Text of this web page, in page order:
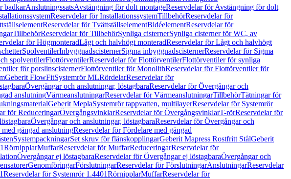
badkarAnslutningssatsAvstängning för dolt montageReservdelar för Avstängning för dolt
Reservdelar för InstallationssystemTillbehörReservdelar för
Reservdelar för TvättställselementBidéelementReservdelar för
TillbehörReservdelar för TillbehörSynliga cisternerSynliga cisterner för WC, av
för HögmonteradLågt och halvhögt monteradReservdelar för Lågt och halvhögt
SpolventilerInbyggnadscisternerSigma inbyggnadscisternerReservdelar för Sigma
spolventilerFlottörventilerReservdelar för FlottörventilerFlottörventiler för synliga
för porslinscisternerFlottörventiler för MonolithReservdelar för Flottörventiler för
Geberit FlowFitSystemrör MLRördelarReservdelar för
Övergångar och anslutningar, löstagbaraReservdelar för Övergångar och
anslutningVärmeanslutningarReservdelar för VärmeanslutningarTillbehörTätningar för
Geberit MeplaSystemrör tappvatten, multilayerReservdelar för Systemrör
för ReduceringarÖvergångsvinklarReservdelar för ÖvergångsvinklarT-rörReservdelar för
Övergångar och anslutningar, löstagbaraReservdelar för Övergångar och
med gängad anslutningReservdelar för Fördelare med gängad
SystempackningarSet skruv för flänskopplingarGeberit Mapress Rostfritt StålGeberit
RörnipplarMuffarReservdelar för MuffarReduceringarReservdelar för
Övergångar ej löstagbaraReservdelar för Övergångar ej löstagbaraÖvergångar och
GenomföringarFörslutningarReservdelar för FörslutningarAnslutningarReservdelar
Reservdelar för Systemrör 1.4401RörnipplarMuffarReservdelar för